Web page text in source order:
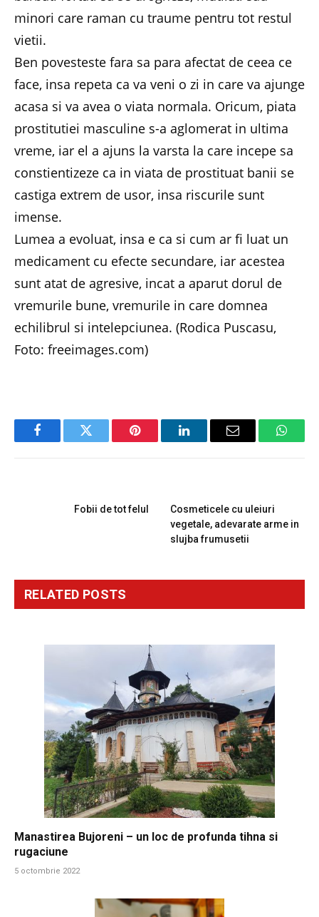
minori care raman cu traume pentru tot restul
vietii.
Ben povesteste fara sa para afectat de ceea ce
face, insa repeta ca va veni o zi in care va ajunge
acasa si va avea o viata normala. Oricum, piata
prostitutiei masculine s-a aglomerat in ultima
vreme, iar el a ajuns la varsta la care incepe sa
constientizeze ca in viata de prostituat banii se
castiga extrem de usor, insa riscurile sunt
imense.
Lumea a evoluat, insa e ca si cum ar fi luat un
medicament cu efecte secundare, iar acestea
sunt atat de agresive, incat a aparut dorul de
vremurile bune, vremurile in care domnea
echilibrul si intelepciunea. (Rodica Puscasu,
Foto: freeimages.com)
FacebookTwitter Pinterest LinkedInEmail
Fobii de tot felul
Cosmeticele cu uleiuri
vegetale, adevarate arme in
slujba frumusetii
RELATED POSTS
Manastirea Bujoreni – un loc de profunda tihna si
rugaciune
5 octombrie 2022